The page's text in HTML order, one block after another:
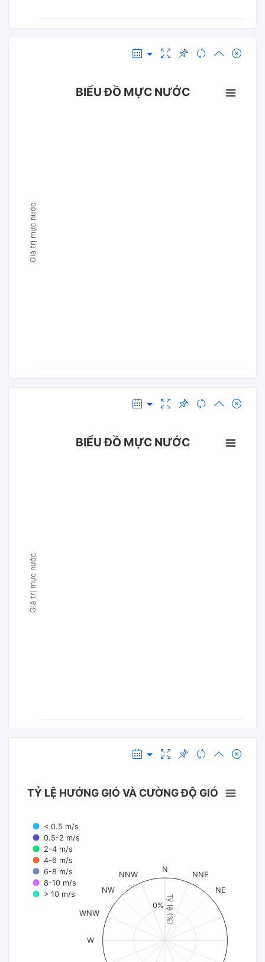
Giá trị mực nước
BIỂU ĐỒ MỰC NƯỚC
Giá trị mực nước
BIỂU ĐỒ MỰC NƯỚC
Tỷ lệ (%)
TỶ LỆ HƯỚNG GIÓ VÀ CƯỜNG ĐỘ GIÓ
< 0.5 m/s
0.5-2 m/s
2-4 m/s
4-6 m/s
6-8 m/s
8-10 m/s
> 10 m/s
N
NNE
NE
W
WNW
NW
NNW
0%